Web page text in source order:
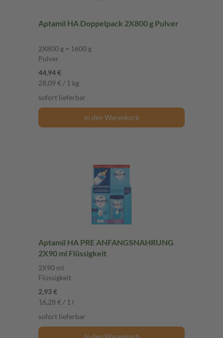
Aptamil HA Doppelpack 2X800 g Pulver
2X800 g = 1600 g
Pulver
44,94 €
28,09 € / 1 kg
sofort lieferbar
In den Warenkorb
Aptamil HA PRE ANFANGSNAHRUNG
2X90 ml Flüssigkeit
2X90 ml
Flüssigkeit
2,93 €
16,28 € / 1 l
sofort lieferbar
In den Warenkorb